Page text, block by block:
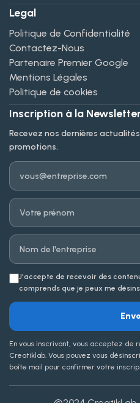
Legal
Politique de Confidentialité
Contactez-Nous
Partenaire Premier Google
Mentions Légales
Politique de cookies
Inscription à la
Recevez nos dernières
promotions.
Email
Prénom
Entreprise
J'accepte de recevoir des
comprends que je peux me
En vous inscrivant, vous acceptez de
Creatiklab. Vous pouvez vous
boîte mail pour confirmer votre